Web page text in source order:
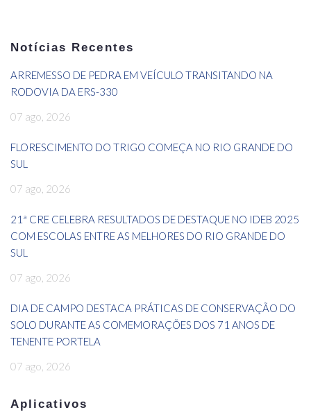
Notícias Recentes
ARREMESSO DE PEDRA EM VEÍCULO TRANSITANDO NA
RODOVIA DA ERS-330
07 ago, 2026
FLORESCIMENTO DO TRIGO COMEÇA NO RIO GRANDE DO
SUL
07 ago, 2026
21ª CRE CELEBRA RESULTADOS DE DESTAQUE NO IDEB 2025
COM ESCOLAS ENTRE AS MELHORES DO RIO GRANDE DO
SUL
07 ago, 2026
DIA DE CAMPO DESTACA PRÁTICAS DE CONSERVAÇÃO DO
SOLO DURANTE AS COMEMORAÇÕES DOS 71 ANOS DE
TENENTE PORTELA
07 ago, 2026
Aplicativos